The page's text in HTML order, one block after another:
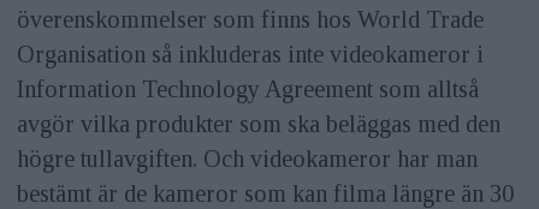
överenskommelser som finns hos World Trade
Organisation så inkluderas inte videokameror i
Information Technology Agreement som alltså
avgör vilka produkter som ska beläggas med den
högre tullavgiften. Och videokameror har man
bestämt är de kameror som kan filma längre än 30